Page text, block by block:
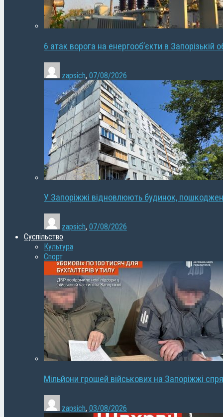
6 атак ворога на енергооб’єкти в Запорізькій
zapsich, 07/08/2026
У Запоріжжі відновлюють будинок,
zapsich, 07/08/2026
Суспільство
Культура
Спорт
Мільйони грошей військових на Запоріжжі
zapsich, 03/08/2026